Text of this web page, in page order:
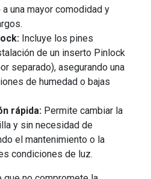
una mayor comodidad y
Incluye los pines
de un inserto Pinlock
separado), asegurando una
de humedad o bajas
rápida: Permite cambiar la
y sin necesidad de
el mantenimiento o la
condiciones de luz.